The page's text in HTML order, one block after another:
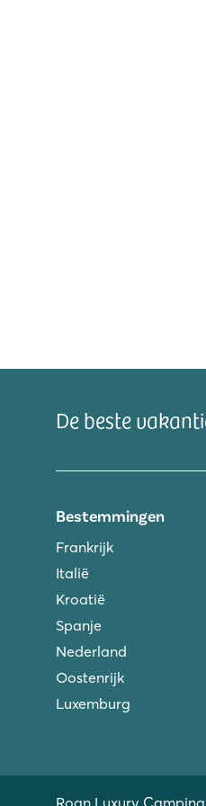
De beste
Bestemmingen
Frankrijk
Italië
Kroatië
Spanje
Nederland
Oostenrijk
Luxemburg
Roan Luxury